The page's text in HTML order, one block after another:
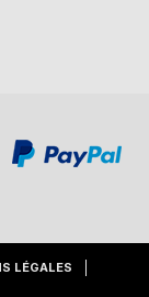
LÉGALES